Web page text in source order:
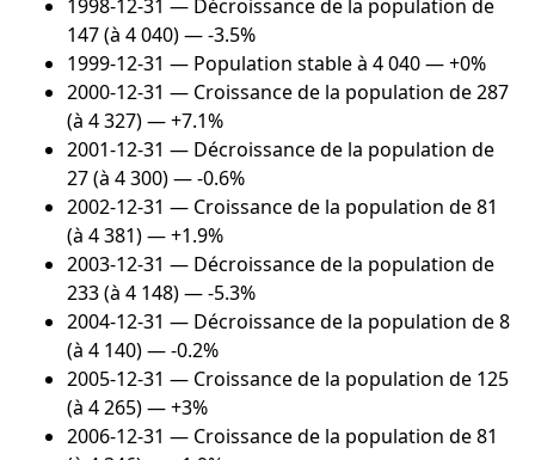
1998-12-31 — Décroissance de la population de
147 (à 4 040) — -3.5%
1999-12-31 — Population stable à 4 040 — +0%
2000-12-31 — Croissance de la population de 287
(à 4 327) — +7.1%
2001-12-31 — Décroissance de la population de
27 (à 4 300) — -0.6%
2002-12-31 — Croissance de la population de 81
(à 4 381) — +1.9%
2003-12-31 — Décroissance de la population de
233 (à 4 148) — -5.3%
2004-12-31 — Décroissance de la population de 8
(à 4 140) — -0.2%
2005-12-31 — Croissance de la population de 125
(à 4 265) — +3%
2006-12-31 — Croissance de la population de 81